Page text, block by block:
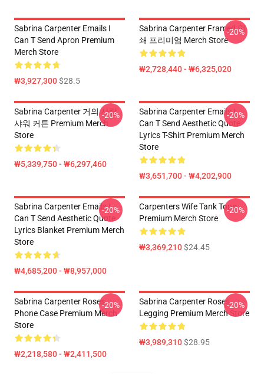
Sabrina Carpenter Emails I
Can T Send Apron Premium
Merch Store
₩3,927,300$28.5
Sabrina Carpenter Framed 인
쇄 프리미엄 Merch Store
₩2,728,440 - ₩6,325,020
-20%
Sabrina Carpenter 거의 사랑
샤워 커튼 Premium Merch
Store
₩5,339,750 - ₩6,297,460
-20%
Sabrina Carpenter Emails I
Can T Send Aesthetic Quote
Lyrics T-Shirt Premium Merch
Store
₩3,651,700 - ₩4,202,900
-20%
Sabrina Carpenter Emails I
Can T Send Aesthetic Quote
Lyrics Blanket Premium Merch
Store
₩4,685,200 - ₩8,957,000
-20%
Carpenters Wife Tank Tops
Premium Merch Store
₩3,369,210$24.45
-20%
Sabrina Carpenter Roses
Phone Case Premium Merch
Store
₩2,218,580 - ₩2,411,500
-20%
Sabrina Carpenter Roses
Legging Premium Merch Store
₩3,989,310$28.95
-20%